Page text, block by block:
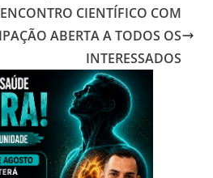
CIENTÍFICO COM
ABERTA A TODOS OS
INTERESSADOS